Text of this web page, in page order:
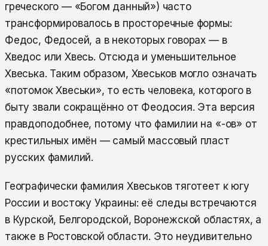
греческого — «Богом данный») часто
трансформировалось в просторечные формы:
Федос, Федосей, а в некоторых говорах — в
Хведос или Хвесь. Отсюда и уменьшительное
Хвеська. Таким образом, Хвеськов могло означать
«потомок Хвеськи», то есть человека, которого в
быту звали сокращённо от Феодосия. Эта версия
правдоподобнее, потому что фамилии на «-ов» от
крестильных имён — самый массовый пласт
русских фамилий.
Географически фамилия Хвеськов тяготеет к югу
России и востоку Украины: её следы встречаются
в Курской, Белгородской, Воронежской областях, а
также в Ростовской области. Это неудивительно